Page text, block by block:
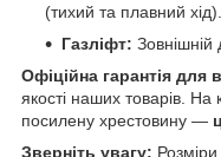
(тихий та плавний хід).
Газліфт: Зовнішній
Офіційна гарантія
якості наших товарів. На
посилену хрестовину —
Зверніть увагу: